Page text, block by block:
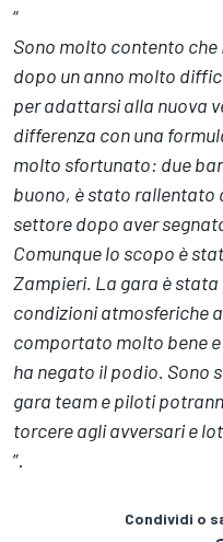
“
Sono molto contento
dopo un anno molto
per adattarsi alla nuova
differenza con una
molto sfortunato: due
buono, è stato rallentato
settore dopo aver
Comunque lo scopo è
Zampieri. La gara è
condizioni atmosferiche
comportato molto bene
ha negato il podio. Sono
gara team e piloti
torcere agli avversari e
”.
Condividi o